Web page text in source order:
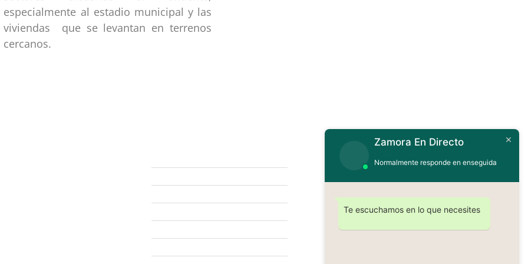
especialmente al estadio municipal y las
viviendas que se levantan en terrenos
cercanos.
Webmail
Zamora
Yantzaza
Centinela del Cóndor
El Pangui
Palanda
Contáctanos
Zamora En Directo
Normalmente responde en enseguida
Te escuchamos en lo que necesites